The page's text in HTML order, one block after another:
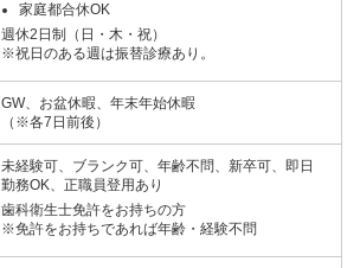
家庭都合休OK
週休2日制（日・木・祝）
※祝日のある週は振替診療あり。
GW、お盆休暇、年末年始休暇
（※各7日前後）
未経験可、 ブランク可、年齢不問、新卒可、 即日
勤務OK、正職員登用あり
歯科衛生士免許をお持ちの方
※免許をお持ちであれば年齢・経験不問